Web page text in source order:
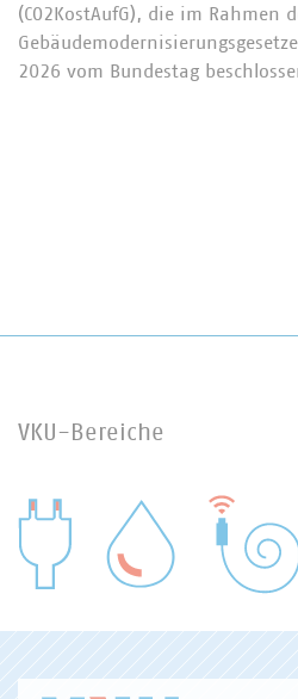
(CO2KostAufG), die im Rahmen
2026 vom Bundestag
VKU-Bereiche
WASSER/ABWASSER